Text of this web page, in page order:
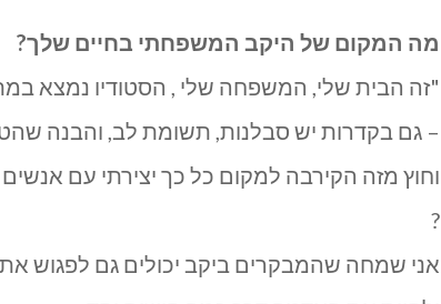
מה המקום של היקב המשפחתי בחיים שלך?
"זה הבית שלי, המשפחה שלי , הסטודיו נמצא
– גם בקדרות יש סבלנות, תשומת לב, והבנה
וחוץ מזה הקירבה למקום כל כך יצירתי עם
?
אני שמחה שהמבקרים ביקב יכולים גם לפגוש